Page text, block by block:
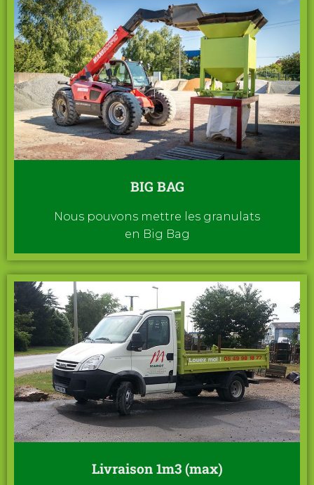
BIG BAG
Nous pouvons mettre les granulats
en Big Bag
Livraison 1m3 (max)